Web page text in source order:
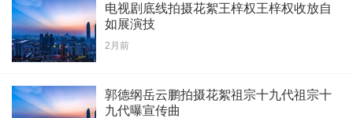
电视剧底线拍摄花絮王梓权王梓权收放自
如展演技
2月前
郭德纲岳云鹏拍摄花絮祖宗十九代祖宗十
九代曝宣传曲